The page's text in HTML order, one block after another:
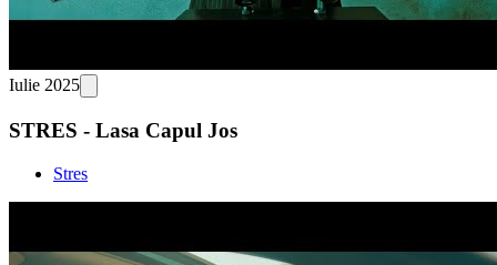
Iulie 2025
STRES - Lasa Capul Jos
Stres